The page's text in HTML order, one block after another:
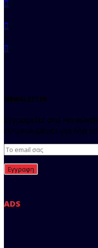
NEWSLETTER
Εγγραφείτε στο
ενημερωμένοι για όλα τα
ADS